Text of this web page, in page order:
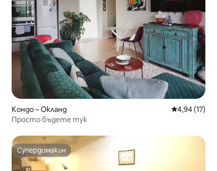
Кондо – Окланд Средна
4,94 (17)
Просто бъдете тук
Супердомакин
Супердомакин